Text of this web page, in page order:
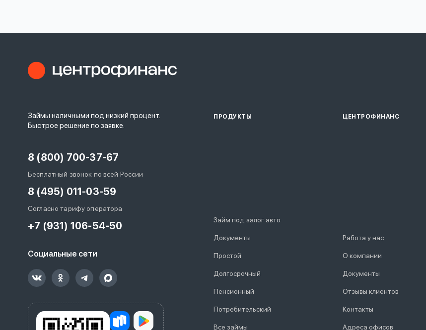
Займы наличными под низкий процент.
Быстрое решение по заявке.
8 (800) 700-37-67
Бесплатный звонок по всей России
8 (495) 011-03-59
Согласно тарифу оператора
+7 (931) 106-54-50
Социальные сети
ПРОДУКТЫ
Займ под залог авто
Документы
Простой
Долгосрочный
Пенсионный
Потребительский
Все займы
ЦЕНТРОФИНАНС
Работа у нас
О компании
Документы
Отзывы клиентов
Контакты
Адреса офисов
Войти под другим номером